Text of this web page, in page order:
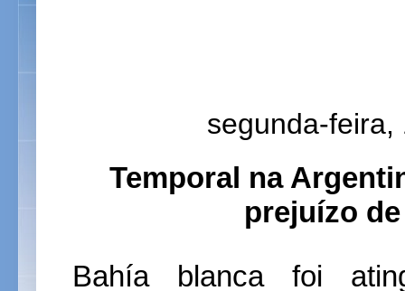
segunda-feira,
Temporal na
prejuízo
Bahía blanca foi